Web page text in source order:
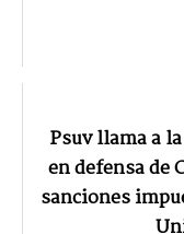
Psuv llama a
en defensa de
sanciones